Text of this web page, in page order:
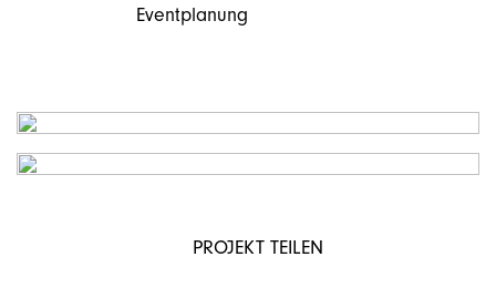
Eventplanung
PROJEKT TEILEN